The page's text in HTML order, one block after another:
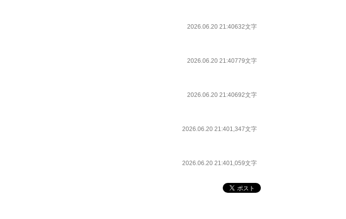
2026.06.20 21:40632文字
2026.06.20 21:40779文字
2026.06.20 21:40692文字
2026.06.20 21:401,347文字
2026.06.20 21:401,059文字